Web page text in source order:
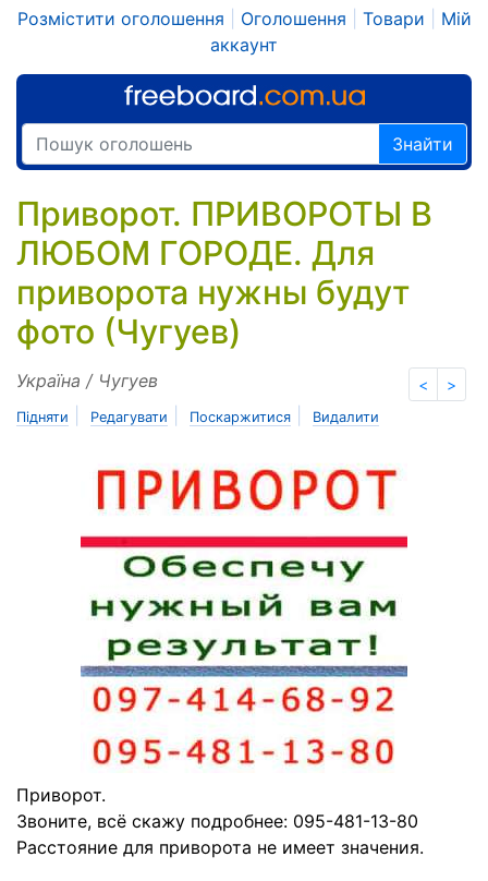
Розмістити оголошення Оголошення Товари
Мій
аккаунт
Знайти
Приворот. ПРИВОРОТЫ В
ЛЮБОМ ГОРОДЕ. Для
приворота нужны будут
фото (Чугуев)
< >
Україна / Чугуев
Підняти Редагувати Поскаржитися Видалити
Приворот.
Звоните, всё скажу подробнее: 095-481-13-80
Расстояние для приворота не имеет значения.